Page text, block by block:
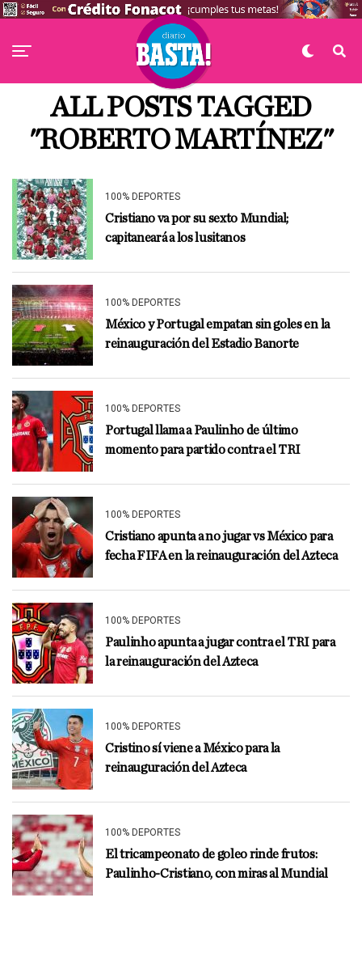
ALL POSTS TAGGED
"ROBERTO MARTÍNEZ"
100% DEPORTES
Cristiano va por su sexto Mundial;
capitaneará a los lusitanos
100% DEPORTES
México y Portugal empatan sin goles en la
reinauguración del Estadio Banorte
100% DEPORTES
Portugal llama a Paulinho de último
momento para partido contra el TRI
100% DEPORTES
Cristiano apunta a no jugar vs México para
fecha FIFA en la reinauguración del Azteca
100% DEPORTES
Paulinho apunta a jugar contra el TRI para
la reinauguración del Azteca
100% DEPORTES
Cristino sí viene a México para la
reinauguración del Azteca
100% DEPORTES
El tricampeonato de goleo rinde frutos:
Paulinho-Cristiano, con miras al Mundial